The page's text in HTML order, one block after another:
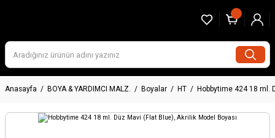
Anasayfa BOYA & YARDIMCI MALZ. Boyalar HT Hobbytime 424 18 ml.